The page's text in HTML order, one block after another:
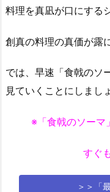
料理を真凪が口にする
創真の料理の真価が露
では、早速「食戟のソ
見ていくことにしまし
※「食戟のソーマ
すぐ
＞＞「